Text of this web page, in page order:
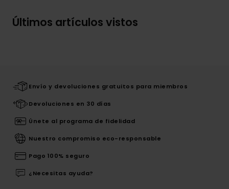
Últimos artículos vistos
Envío y devoluciones gratuitos para miembros
Devoluciones en 30 días
Únete al programa de fidelidad
Nuestro compromiso eco-responsable
Pago 100% seguro
¿Necesitas ayuda?